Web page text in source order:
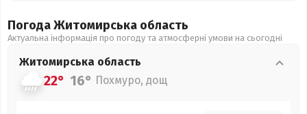
Погода Житомирська область
Актуальна інформація про погоду та атмосферні умови на сьогодні
Житомирська область
22° 16° Похмуро, дощ